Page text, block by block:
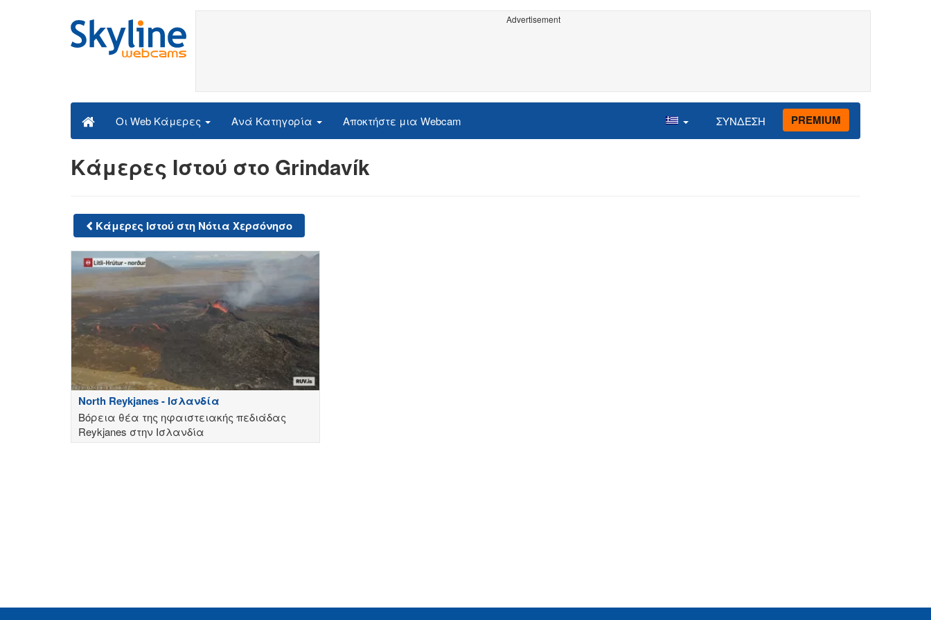
Advertisement
Οι Web Κάμερες Ανά Κατηγορία Αποκτήστε μια Webcam ΣΥΝΔΕΣΗ PREMIUM
Κάμερες Ιστού στο Grindavík
Κάμερες Ιστού στη Νότια Χερσόνησο
North Reykjanes - Ισλανδία
Βόρεια θέα της ηφαιστειακής πεδιάδας
Reykjanes στην Ισλανδία